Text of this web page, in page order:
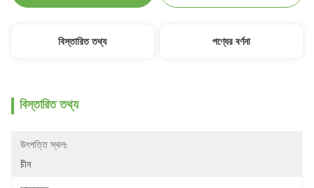
বিস্তারিত তথ্য পণ্যের বর্ণনা
বিস্তারিত তথ্য
উৎপত্তি স্থল:
চীন